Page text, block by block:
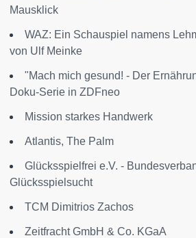
Mausklick
WAZ: Ein Schauspiel namens
von Ulf Meinke
"Mach mich gesund! - Der
Doku-Serie in ZDFneo
Mission starkes Handwerk
Atlantis, The Palm
Glücksspielfrei e.V. -
Glücksspielsucht
TCM Dimitrios Zachos
Zeitfracht GmbH & Co. KGaA